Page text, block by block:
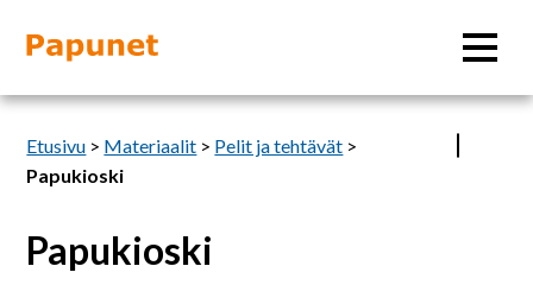
Tietoa
Etusivu > Materiaalit > Pelit ja tehtävät >
Papukioski
Papukioski